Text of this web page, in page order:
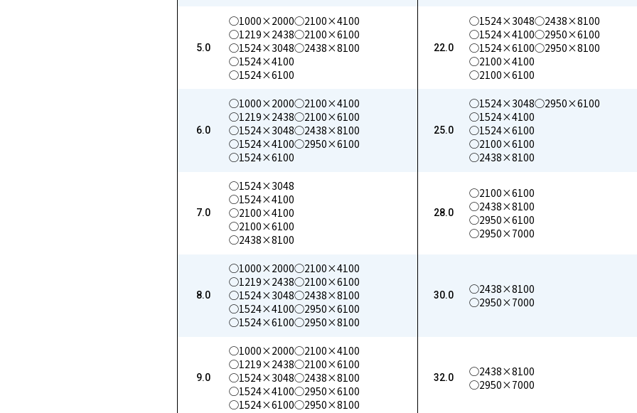
5.0
◯1000×2000
◯1219×2438
◯1524×3048
◯1524×4100
◯1524×6100
◯2100×4100
◯2100×6100
◯2438×8100
6.0
◯1000×2000
◯1219×2438
◯1524×3048
◯1524×4100
◯1524×6100
◯2100×4100
◯2100×6100
◯2438×8100
◯2950×6100
7.0
◯1524×3048
◯1524×4100
◯2100×4100
◯2100×6100
◯2438×8100
8.0
◯1000×2000
◯1219×2438
◯1524×3048
◯1524×4100
◯1524×6100
◯2100×4100
◯2100×6100
◯2438×8100
◯2950×6100
◯2950×8100
9.0
◯1000×2000
◯1219×2438
◯1524×3048
◯1524×4100
◯1524×6100
◯2100×4100
◯2100×6100
◯2438×8100
◯2950×6100
◯2950×8100
22.0
◯1524×3048
◯1524×4100
◯1524×6100
◯2100×4100
◯2100×6100
◯2438×8100
◯2950×6100
◯2950×8100
25.0
◯1524×3048
◯1524×4100
◯1524×6100
◯2100×6100
◯2438×8100
◯2950×6100
28.0
◯2100×6100
◯2438×8100
◯2950×6100
◯2950×7000
30.0
◯2438×8100
◯2950×7000
32.0
◯2438×8100
◯2950×7000